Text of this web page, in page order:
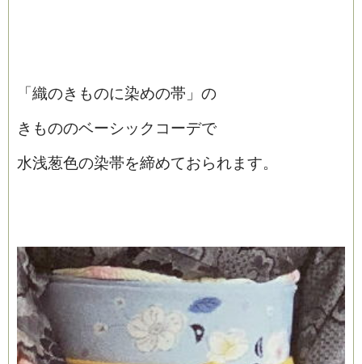
「織のきものに染めの帯」の
きもののベーシックコーデで
水浅葱色の染帯を締めておられます。